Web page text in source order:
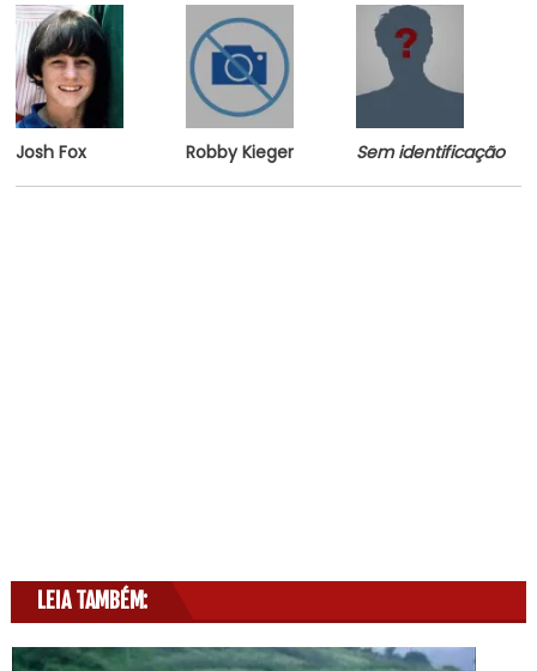
Josh Fox Robby Kieger Sem identificação
LEIA TAMBÉM: